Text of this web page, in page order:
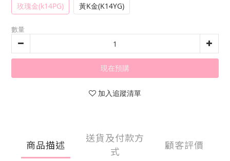
玫瑰金(k14PG) 黃K金(K14YG)
數量
現在預購
加入追蹤清單
商品描述
送貨及付款方
式
顧客評價